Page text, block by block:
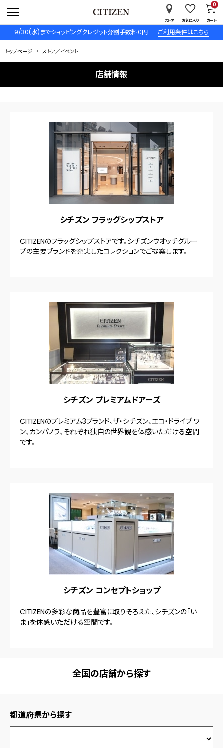
9/30(水)までショッピングクレジット分割手数料０円 ご利用条件はこちら
ストア お気に入り カート
0
トップページ ストア／イベント
店舗情報
シチズン フラッグシップストア
CITIZENのフラッグシップストアです。シチズンウオッチグルー
プの主要ブランドを充実したコレクションでご提案します。
シチズン プレミアムドアーズ
CITIZENのプレミアム3ブランド、ザ・シチズン、エコ・ドライブ ワ
ン、カンパノラ、それぞれ独自の世界観を体感いただける空間
です。
シチズン コンセプトショップ
CITIZENの多彩な商品を豊富に取りそろえた、シチズンの「い
ま」を体感いただける空間です。
全国の店舗から探す
都道府県から探す